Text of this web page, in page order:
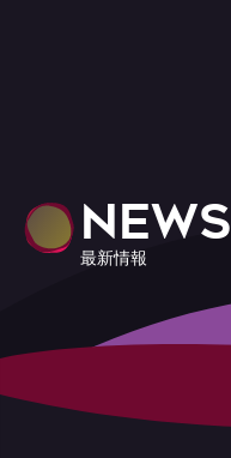
NEWS
最新情報